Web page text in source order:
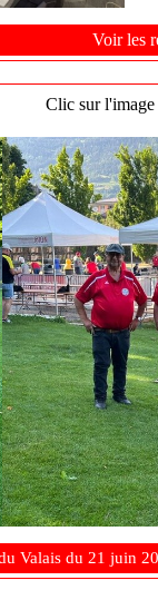
Voir les
Clic sur
Valais du 21 juin